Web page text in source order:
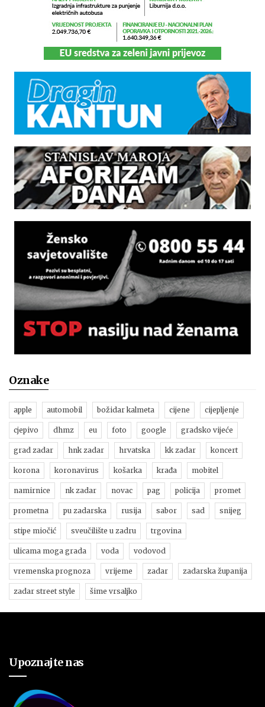
Oznake
apple automobil božidar kalmeta cijene cijepljenje
cjepivo dhmz eu foto google gradsko vijeće
grad zadar hnk zadar hrvatska kk zadar koncert
korona koronavirus košarka krađa mobitel
namirnice nk zadar novac pag policija promet
prometna pu zadarska rusija sabor sad snijeg
stipe miočić sveučilište u zadru trgovina
ulicama moga grada voda vodovod
vremenska prognoza vrijeme zadar zadarska županija
zadar street style šime vrsaljko
Upoznajte nas